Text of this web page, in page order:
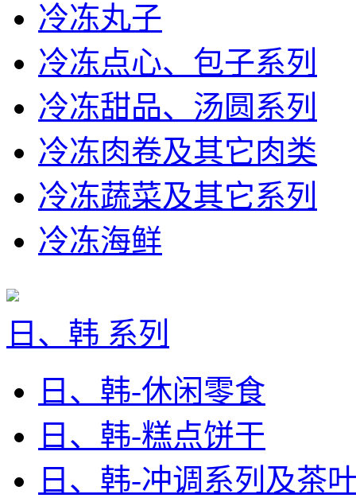
冷冻丸子
冷冻点心、包子系列
冷冻甜品、汤圆系列
冷冻肉卷及其它肉类
冷冻蔬菜及其它系列
冷冻海鲜
日、韩 系列
日、韩-休闲零食
日、韩-糕点饼干
日、韩-冲调系列及茶